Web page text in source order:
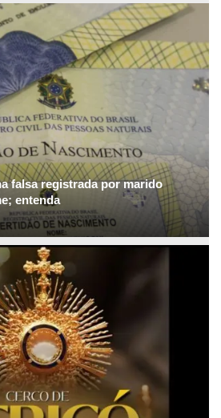
falsa registrada por marido
entenda